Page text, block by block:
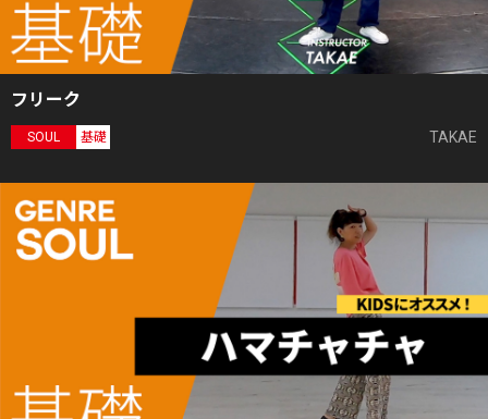
フリーク
SOUL 基礎 TAKAE